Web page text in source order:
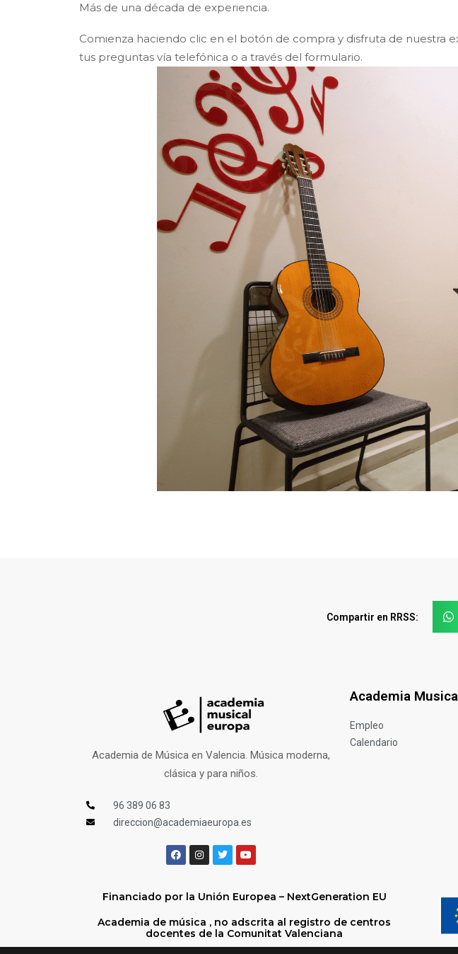
Más de una década de experiencia.
Comienza haciendo clic en el botón de compra y disfruta de nuestra
tus preguntas vía telefónica o a través del formulario.
Compartir en RRSS:
Academia de Música en Valencia. Música moderna,
clásica y para niños.
96 389 06 83
direccion@academiaeuropa.es
Academia
Empleo
Calendario
Financiado por la Unión Europea – NextGeneration EU
Academia de música , no adscrita al registro de centros
docentes de la Comunitat Valenciana